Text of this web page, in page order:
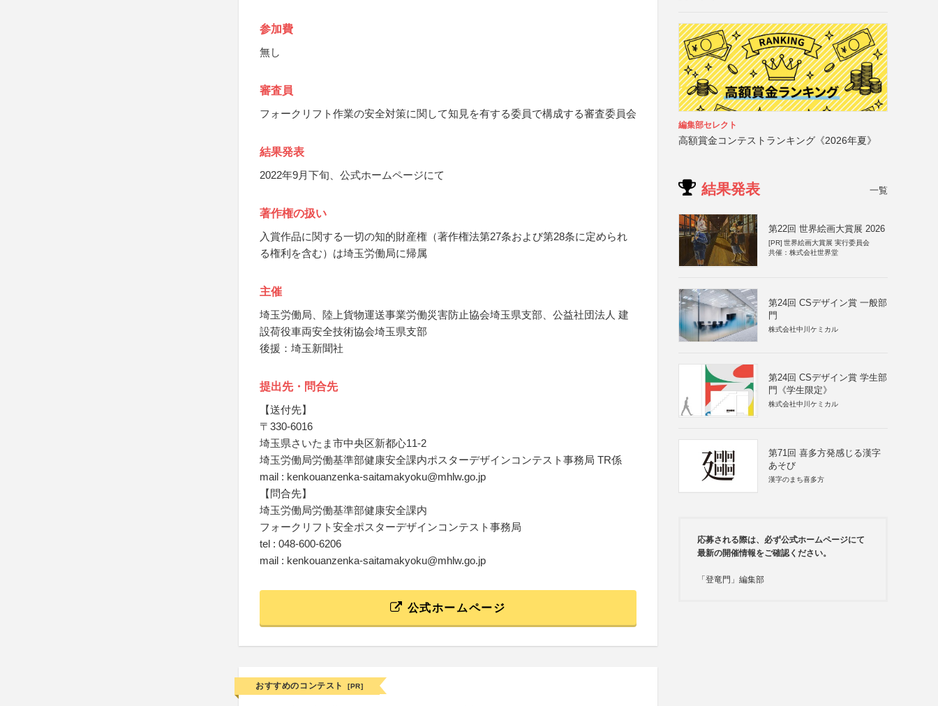
参加費
無し
審査員
フォークリフト作業の安全対策に関して知見を有する委員で構成する審査委員会
結果発表
2022年9月下旬、公式ホームページにて
著作権の扱い
入賞作品に関する一切の知的財産権（著作権法第27条および第28条に定められ
る権利を含む）は埼玉労働局に帰属
主催
埼玉労働局、陸上貨物運送事業労働災害防止協会埼玉県支部、公益社団法人 建
設荷役車両安全技術協会埼玉県支部
後援：埼玉新聞社
提出先・問合先
【送付先】
〒330-6016
埼玉県さいたま市中央区新都心11-2
埼玉労働局労働基準部健康安全課内ポスターデザインコンテスト事務局 TR係
mail : kenkouanzenka-saitamakyoku@mhlw.go.jp
【問合先】
埼玉労働局労働基準部健康安全課内
フォークリフト安全ポスターデザインコンテスト事務局
tel : 048-600-6206
mail : kenkouanzenka-saitamakyoku@mhlw.go.jp
公式ホームページ
おすすめのコンテスト [PR]
編集部セレクト
高額賞金コンテストランキング《2026年夏》
結果発表 一覧
第22回 世界絵画大賞展 2026
[PR] 世界絵画大賞展 実行委員会
共催：株式会社世界堂
第24回 CSデザイン賞 一般部
門
株式会社中川ケミカル
第24回 CSデザイン賞 学生部
門《学生限定》
株式会社中川ケミカル
第71回 喜多方発感じる漢字
あそび
漢字のまち喜多方
応募される際は、必ず公式ホームページにて
最新の開催情報をご確認ください。
「登竜門」編集部